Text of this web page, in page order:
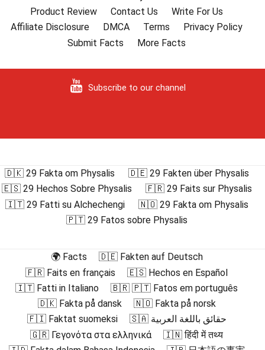
Product Review
Contact Us
Write For Us
Affiliate Disclosure
DMCA Terms
Privacy Policy
Submit Facts
More Facts
Subscribe to our channel
🇩🇰 29 Fakta om Physalis
🇩🇪 29 Fakten über Physalis
🇪🇸 29 Hechos Sobre Physalis
🇫🇷 29 Faits sur Physalis
🇮🇹 29 Fatti su Alchechengi
🇳🇴 29 Fakta om Physalis
🇵🇹 29 Fatos sobre Physalis
🌍 Facts
🇩🇪 Fakten auf Deutsch
🇫🇷 Faits en français
🇪🇸 Hechos en Español
🇮🇹 Fatti in Italiano
🇧🇷 🇵🇹 Fatos em português
🇩🇰 Fakta på dansk
🇳🇴 Fakta på norsk
🇫🇮 Faktat suomeksi
🇸🇦 حقائق باللغة العربية
🇬🇷 Γεγονότα στα ελληνικά
🇮🇳 हिंदी में तथ्य